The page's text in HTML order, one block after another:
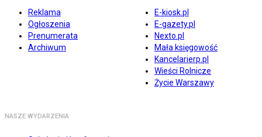
Reklama
Ogłoszenia
Prenumerata
Archiwum
E-kiosk.pl
E-gazety.pl
Nexto.pl
Mała księgowość
Kancelarierp.pl
Wieści Rolnicze
Życie Warszawy
NASZE WYDARZENIA